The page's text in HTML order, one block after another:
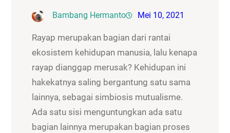
Bambang Hermanto Mei 10, 2021
Rayap merupakan bagian dari rantai
ekosistem kehidupan manusia, lalu kenapa
rayap dianggap merusak? Kehidupan ini
hakekatnya saling bergantung satu sama
lainnya, sebagai simbiosis mutualisme.
Ada satu sisi menguntungkan ada satu
bagian lainnya merupakan bagian proses